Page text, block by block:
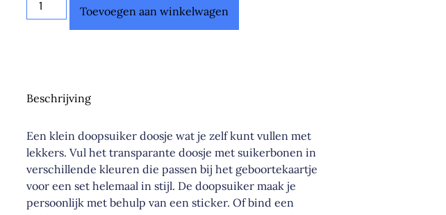
Toevoegen aan winkelwagen
Beschrijving
Een klein doopsuiker doosje wat je zelf kunt vullen met
lekkers. Vul het transparante doosje met suikerbonen in
verschillende kleuren die passen bij het geboortekaartje
voor een set helemaal in stijl. De doopsuiker maak je
persoonlijk met behulp van een sticker. Of bind een